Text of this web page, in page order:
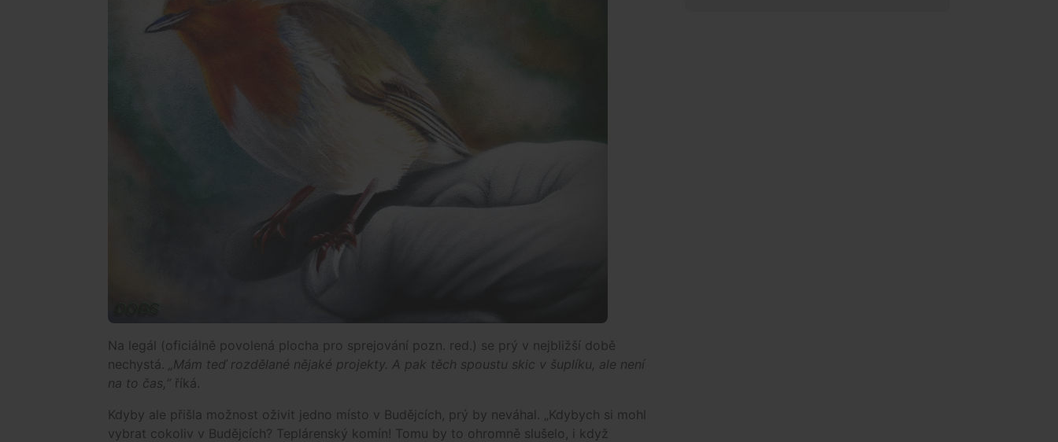
Na legál (oficiálně povolená plocha pro sprejování pozn. red.) se prý v nejbližší době
nechystá.
„Mám teď rozdělané nějaké projekty. A pak těch spoustu skic v šuplíku, ale není
na to čas,“ říká.
Kdyby ale přišla možnost oživit jedno místo v Budějcích, prý by neváhal. „Kdybych si mohl
vybrat cokoliv v Budějcích? Teplárenský komín! Tomu by to ohromně slušelo, i když